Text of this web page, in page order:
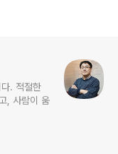
. 적절한
, 사람이 움